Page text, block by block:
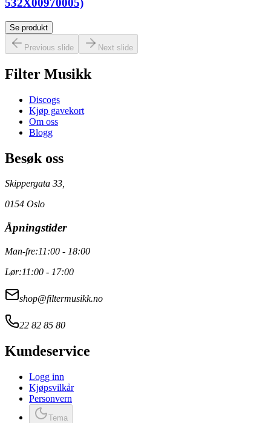
532X00970005)
Se produkt
Previous slide Next slide
Filter Musikk
Discogs
Kjøp gavekort
Om oss
Blogg
Besøk oss
Skippergata 33,
0154 Oslo
Åpningstider
Man-fre:11:00 - 18:00
Lør:11:00 - 17:00
shop@filtermusikk.no
22 82 85 80
Kundeservice
Logg inn
Kjøpsvilkår
Personvern
Tema